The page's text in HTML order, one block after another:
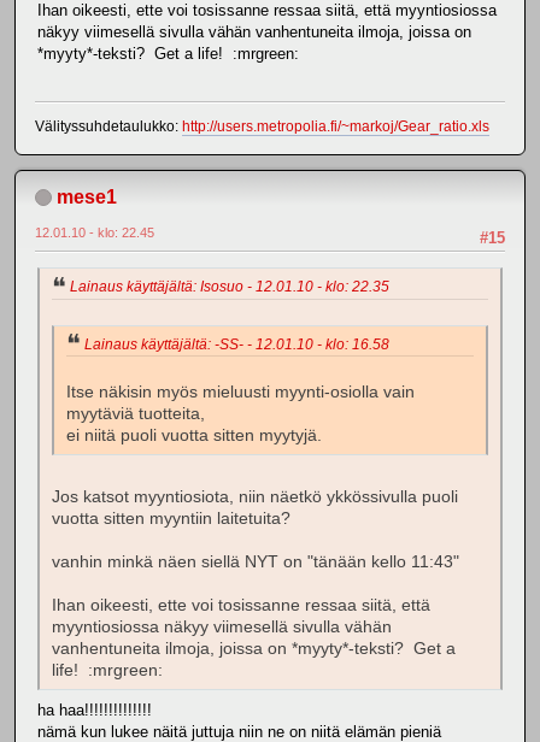
Ihan oikeesti, ette voi tosissanne ressaa siitä, että myyntiosiossa
näkyy viimesellä sivulla vähän vanhentuneita ilmoja, joissa on
*myyty*-teksti? Get a life! :mrgreen:
Välityssuhdetaulukko: http://users.metropolia.fi/~markoj/Gear_ratio.xls
mese1
#15
12.01.10 - klo: 22.45
Lainaus käyttäjältä: Isosuo - 12.01.10 - klo: 22.35
Lainaus käyttäjältä: -SS- - 12.01.10 - klo: 16.58
Itse näkisin myös mieluusti myynti-osiolla vain
myytäviä tuotteita,
ei niitä puoli vuotta sitten myytyjä.
Jos katsot myyntiosiota, niin näetkö ykkössivulla puoli
vuotta sitten myyntiin laitetuita?
vanhin minkä näen siellä NYT on "tänään kello 11:43"
Ihan oikeesti, ette voi tosissanne ressaa siitä, että
myyntiosiossa näkyy viimesellä sivulla vähän
vanhentuneita ilmoja, joissa on *myyty*-teksti? Get a
life! :mrgreen:
ha haa!!!!!!!!!!!!!!
nämä kun lukee näitä juttuja niin ne on niitä elämän pieniä